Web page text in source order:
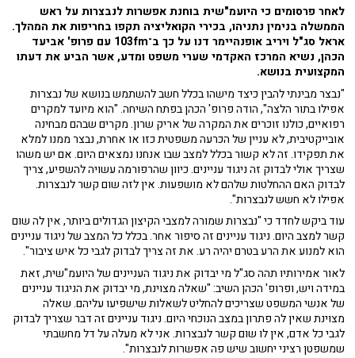
לאחר פרסומים כי היועמ"שית בוחנת אפשרות לנבצרות על ראש
הממשלה בנימין נתניהו, בכירי הקואליציה תקפו בחריפות את המהלך.
אראל סג"ל ויריב אופנהיימר דנו על כך ב־103fm עם פרופ' אביעד
הכהן, נשיא המרכז האקדמי שערי משפט ומדע, אשר הביע את דעתו
המקצועית בנושא.
"נבצר מבינתי להבין כיצד מישהו בכלל חשב להשתמש בנושא של נבצרות
אפילו בתור הלצה", הודה פרופ' הכהן בפתח השיחה. "הוא מיועד למקרים
רפואיים, כולנו זוכרים את המקרה של אריק שרון. מקרים שבהם מבחינה
אובייקטיבית, לא עניין של הכרעה משפטית כזו או אחרת, נבצר ממנו למלא
את תפקידו. זה לא קשור בכלל למצב שבו אנחנו נמצאים היום. אם יש משהו
שצריך אולי לבדוק זה ניגוד עניינים. כיוון שהרפורמה עשויה להשפיע, צריך
לבדוק האם ההחלטות שלהם לא מושפעות. אין לזה שום קשר לנבצרות.
אפילו לא חשש לנבצרות".
עוד ביקש לחדד כי "נבצרות שמורה למצבי הקיצון הגדולים ביותר, אין לה שום
קשר למצב היום. ניגוד עניינים זה סיפור אחר. בכלל כל המצב של ניגוד עניינים
הוא למנוע את הרע בטרם יהיה רע. את זה צריך לבדוק לגבי כל איש ציבור".
לאור אמירותיו תהה סג"ל מי יבדוק את ניגוד העניינים של היועמ"שית, זאת
במידה ויש, ופרופ' הכהן השיב: "שאלה מצוינת, מי יבדוק את הניגוד עניינים
של אנשי המשפט שצריכים להחליט לשאלות שישפיעו עליהם. שאלה
מצוינת שאין לה פתרון במצב הנוכחי היום. ניגוד עניינים זה דבר שצריך לבדוק
לגבי כל אדם, אין לו שום קשר לנבצרות. אני לא מעלה על דל מחשבתי
שמשפטן רציני יחשוב שיש פה אפשרות לנבצרות".